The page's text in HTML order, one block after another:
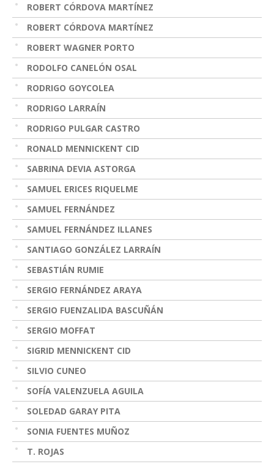
ROBERT CÓRDOVA MARTÍNEZ
ROBERT CÓRDOVA MARTÍNEZ
ROBERT WAGNER PORTO
RODOLFO CANELÓN OSAL
RODRIGO GOYCOLEA
RODRIGO LARRAÍN
RODRIGO PULGAR CASTRO
RONALD MENNICKENT CID
SABRINA DEVIA ASTORGA
SAMUEL ERICES RIQUELME
SAMUEL FERNÁNDEZ
SAMUEL FERNÁNDEZ ILLANES
SANTIAGO GONZÁLEZ LARRAÍN
SEBASTIÁN RUMIE
SERGIO FERNÁNDEZ ARAYA
SERGIO FUENZALIDA BASCUÑÁN
SERGIO MOFFAT
SIGRID MENNICKENT CID
SILVIO CUNEO
SOFÍA VALENZUELA AGUILA
SOLEDAD GARAY PITA
SONIA FUENTES MUÑOZ
T. ROJAS